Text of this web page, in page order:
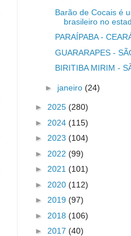
Barão de Cocais é
brasileiro no
PARAÍPABA -
GUARARAPES -
BIRITIBA MIRIM -
► janeiro (24)
► 2025 (280)
► 2024 (115)
► 2023 (104)
► 2022 (99)
► 2021 (101)
► 2020 (112)
► 2019 (97)
► 2018 (106)
► 2017 (40)